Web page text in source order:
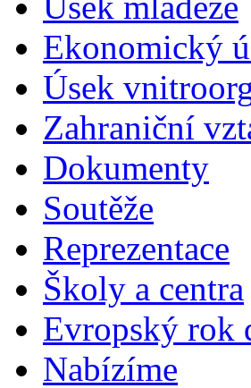
Ekonomický
Úsek
Zahraniční
Dokumenty
Soutěže
Reprezentace
Školy a centra
Evropský rok
Nabízíme